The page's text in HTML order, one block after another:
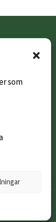
som